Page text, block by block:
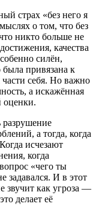
страх «без него я
о том, что без
никто больше не
качества
силён,
была привязана к
себя. Но важно
а искажённая
оценки.
разрушение
а тогда, когда
исчезают
когда
«чего ты
задавался. И в этот
звучит как угроза —
делает её